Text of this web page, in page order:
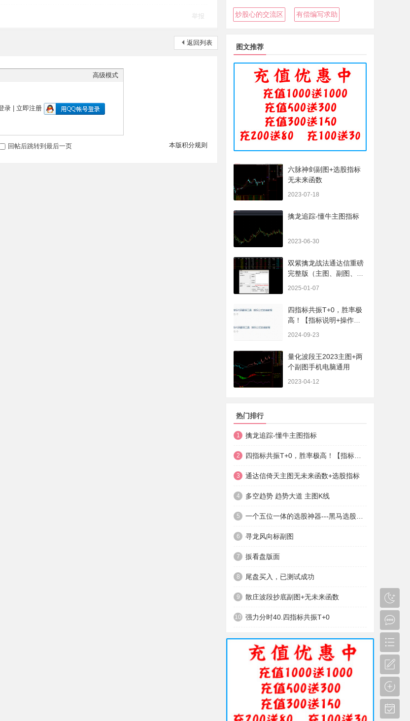
举报
返回列表
高级模式
录| 立即注册
本版积分规则
回帖后跳转到最后一页
炒股心的交流区 有偿编写求助
图文推荐
六脉神剑副图+选股指标
无未来函数
2023-07-18
擒龙追踪-懂牛主图指标
2023-06-30
双紫擒龙战法通达信重磅
完整版（主图、副图、排
2025-01-07
四指标共振T+0，胜率极
高！【指标说明+操作方
2024-09-23
量化波段王2023主图+两
个副图手机电脑通用
2023-04-12
热门排行
1 擒龙追踪-懂牛主图指标
2
3 通达信倚天主图无未来函数+选股指标
4 多空趋势 趋势大道 主图K线
5
6 寻龙风向标副图
7 扳看盘版面
8 尾盘买入，已测试成功
9 散庄波段抄底副图+无未来函数
10 强力分时40.四指标共振T+0